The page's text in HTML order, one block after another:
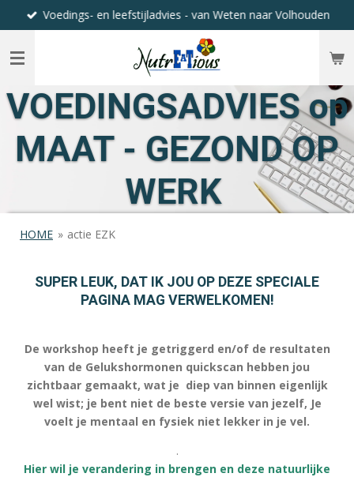
direct
naar
Voedings- en leefstijladvies - van Weten naar Volhouden
VOEDINGSADVIES op
MAAT - GEZOND OP
WERK
HOME » actie EZK
SUPER LEUK, DAT IK JOU OP DEZE SPECIALE
PAGINA MAG VERWELKOMEN!
De workshop heeft je getriggerd en/of de resultaten
van de Gelukshormonen quickscan hebben jou
zichtbaar gemaakt, wat je diep van binnen eigenlijk
wel wist; je bent niet de beste versie van jezelf, Je
voelt je mentaal en fysiek niet lekker in je vel.
.
Hier wil je verandering in brengen en deze natuurlijke